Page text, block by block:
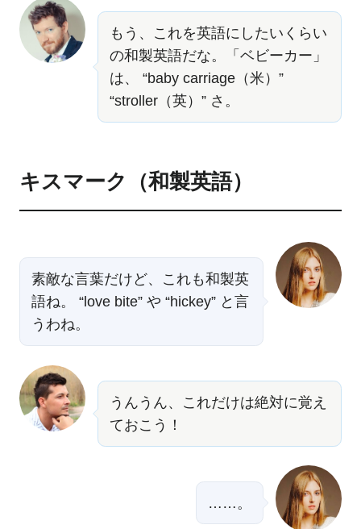
もう、これを英語にしたいくらい
の和製英語だな。「ベビーカー」
は、 “baby carriage（米）”
“stroller（英）” さ。
キスマーク（和製英語）
素敵な言葉だけど、これも和製英
語ね。 “love bite” や “hickey” と言
うわね。
うんうん、これだけは絶対に覚え
ておこう！
……。